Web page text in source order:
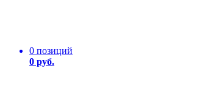
0 позиций
0 руб.